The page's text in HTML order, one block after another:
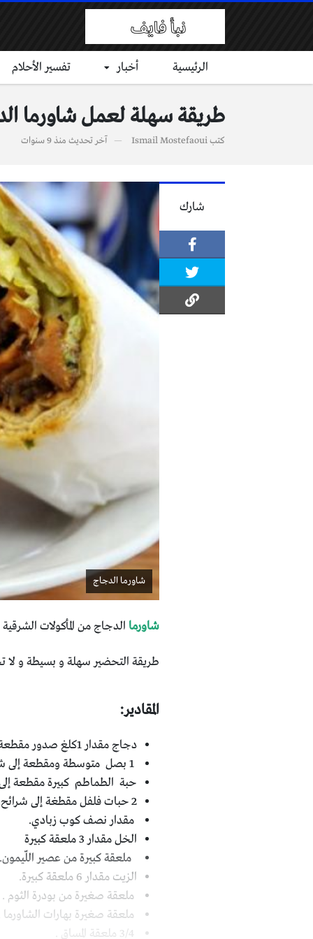
الرئيسية أخبار تفسير الأحلام
طريقة سهلة لعمل شاورما
كتبIsmail Mostefaoui آخر تحديث منذ 9 سنوات
شارك
شاورما الدجاج
شاورما الدجاج من المأكولات
طريقة التحضير سهلة و بسيطة و لا
المقادير:
دجاج مقدار 1كلغ صدور مقطعة على شكل شرائح متوسطة الحجم.
حبة الطماطم كبيرة مقطعة
2 حبات فلفل مقطغة إلى شرائح.
مقدار نصف كوب زبادي.
الخل مقدار 3 ملعقة كبيرة
ملعقة كبيرة من عصير اللّيمون.
الزيت مقدار 6 ملعقة كبيرة.
ملعقة صغيرة من بودرة الثوم .
ملعقة صغيرة بهارات الشاورما